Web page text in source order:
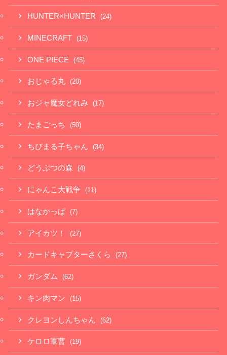
HUNTER×HUNTER (24)
MINECRAFT (15)
ONE PIECE (45)
おじゃる丸 (20)
おジャ魔女どれみ (17)
たまごっち (50)
ちびまる子ちゃん (34)
どうぶつの森 (4)
にゃんこ大戦争 (11)
はなかっぱ (7)
アイカツ！ (27)
カードキャプターさくら (27)
ガンダム (62)
キン肉マン (15)
クレヨンしんちゃん (62)
ケロロ軍曹 (19)